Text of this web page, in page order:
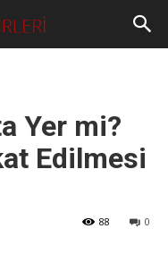
Yer mi?
Edilmesi
0
88